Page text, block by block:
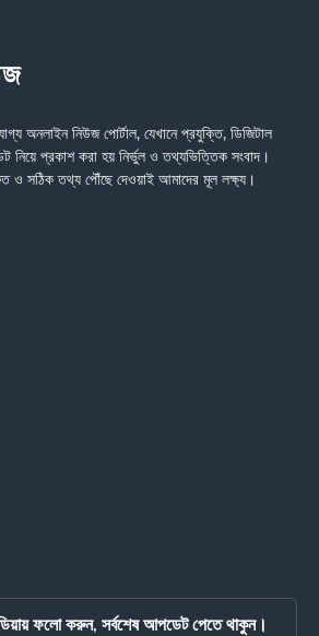
অনলাইন নিউজ পোর্টাল, যেখানে প্রযুক্তি, ডিজিটাল
নিয়ে প্রকাশ করা হয় নির্ভুল ও তথ্যভিত্তিক সংবাদ।
ও সঠিক তথ্য পৌঁছে দেওয়াই আমাদের মূল লক্ষ্য।
ফলো করুন, সর্বশেষ আপডেট পেতে থাকুন।